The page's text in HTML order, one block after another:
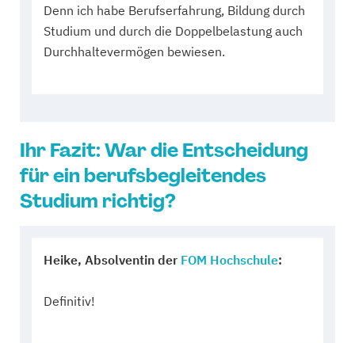
Denn ich habe Berufserfahrung, Bildung durch
Studium und durch die Doppelbelastung auch
Durchhaltevermögen bewiesen.
Ihr Fazit: War die Entscheidung
für ein berufsbegleitendes
Studium richtig?
Heike, Absolventin der FOM Hochschule:
Definitiv!